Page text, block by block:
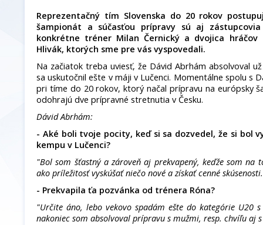
Reprezentačný tím Slovenska do 20 rokov
šampionát a súčasťou prípravy sú aj zástupcovia
konkrétne tréner Milan Černický a dvojica
Hlivák, ktorých sme pre vás vyspovedali.
Na začiatok treba uviesť, že Dávid Abrhám absolvoval
sa uskutočnil ešte v máji v Lučenci. Momentálne spolu s
pri tíme do 20 rokov, ktorý načal prípravu na európsky
odohrajú dve prípravné stretnutia v Česku.
Dávid Abrhám:
- Aké boli tvoje pocity, keď si sa dozvedel, že si bol
kempu v Lučenci?
"Bol som šťastný a zároveň aj prekvapený, keďže som na
ako príležitosť vyskúšať niečo nové a získať cenné
- Prekvapila ťa pozvánka od trénera Róna?
"Určite áno, lebo vekovo spadám ešte do kategórie U20
nakoniec som absolvoval prípravu s mužmi, resp. chvíľu aj